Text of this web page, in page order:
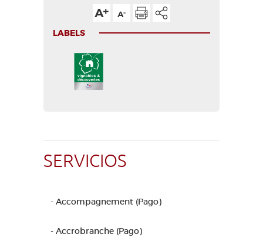
LABELS
SERVICIOS
- Accompagnement (Pago)
- Accrobranche (Pago)